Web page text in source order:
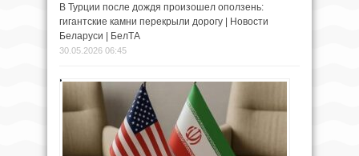
В Турции после дождя произошел оползень:
гигантские камни перекрыли дорогу | Новости
Беларуси | БелТА
30.05.2026 06:45